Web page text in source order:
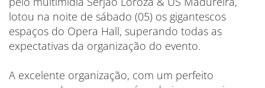
lotou na noite de sábado (05) os gigantescos
espaços do Opera Hall, superando todas as
expectativas da organização do evento.
A excelente organização, com um perfeito